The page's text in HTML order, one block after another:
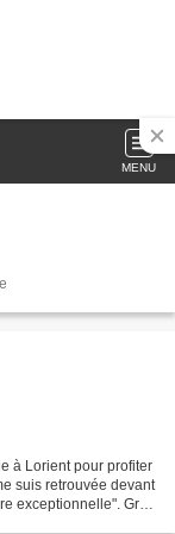
MENU
à Lorient pour profiter
suis retrouvée devant
exceptionnelle". Grrrr,